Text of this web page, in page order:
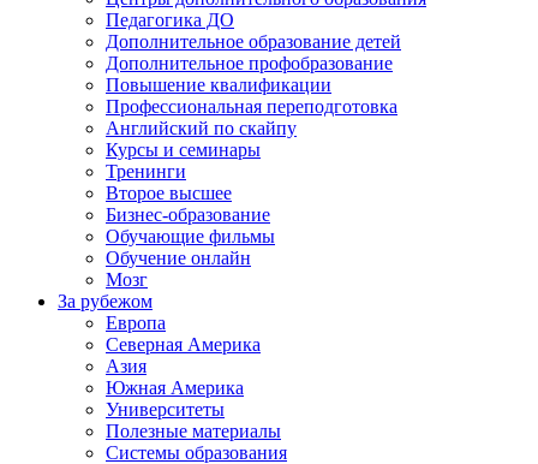
Педагогика ДО
Дополнительное образование детей
Дополнительное профобразование
Повышение квалификации
Профессиональная переподготовка
Английский по скайпу
Курсы и семинары
Тренинги
Второе высшее
Бизнес-образование
Обучающие фильмы
Обучение онлайн
Мозг
За рубежом
Европа
Северная Америка
Азия
Южная Америка
Университеты
Полезные материалы
Системы образования